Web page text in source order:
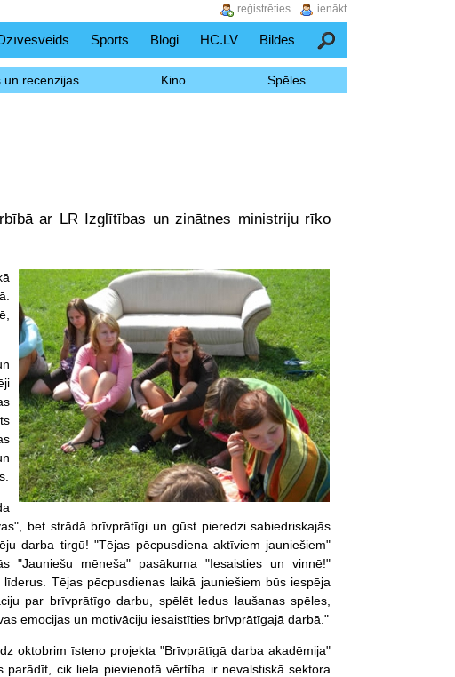
Sports Blogi HC.LV Bildes Meklēšana
un recenzijas Kino Spēles
ar LR Izglītības un zinātnes ministriju rīko
bet strādā brīvprātīgi un gūst pieredzi sabiedriskajās
darba tirgū! "Tējas pēcpusdiena aktīviem jauniešiem"
"Jauniešu mēneša" pasākuma "Iesaisties un vinnē!"
Tējas pēcpusdienas laikā jauniešiem būs iespēja
par brīvprātīgo darbu, spēlēt ledus laušanasspēles
emocijas un motivāciju iesaistīties brīvprātīgajā darbā."
oktobrim īsteno projekta "Brīvprātīgā darba akadēmija"
cik liela pievienotā vērtība ir nevalstiskā sektora
ienākt
reģistrēties